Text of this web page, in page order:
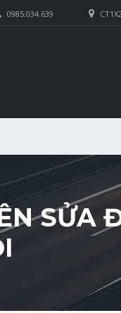
0985.034.639
SỬA